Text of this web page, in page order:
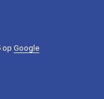
op Google